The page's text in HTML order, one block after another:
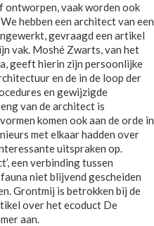
vaak worden ook
hebben een architect van een
gevraagd een artikel
vak. Moshé Zwarts, van het
geeft hierin zijn persoonlijke
en de in de loop der
en gewijzigde
van de architect is
komen ook aan de orde in
met elkaar hadden over
uitspraken op.
een verbinding tussen
niet blijvend gescheiden
Grontmij is betrokken bij de
over het ecoduct De
aan.